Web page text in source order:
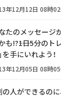
年12月12日 08時
たのメッセージ
も!?――1日5分の
を手にいれよう！
年12月05日 08時
の人ができるの